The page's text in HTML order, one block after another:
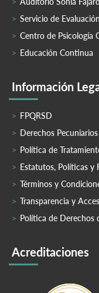
Servicio de
Centro de Psicología
Educación Continua
Información
FPQRSD
Derechos Pecuniarios
Política de
Estatutos, Políticas y
Términos y
Transparencia y
Política de Derechos
Acreditaciones